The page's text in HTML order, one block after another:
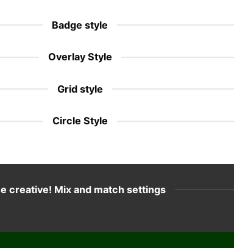
Badge style
Overlay Style
Grid style
Circle Style
creative! Mix and match settings